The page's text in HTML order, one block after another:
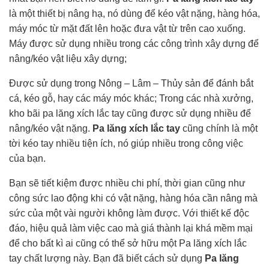
là một thiết bị nâng hạ, nó dùng để kéo vật nặng, hàng hóa,
máy móc từ mặt đất lên hoặc đưa vật từ trên cao xuống.
Máy được sử dụng nhiều trong các công trình xây dựng để
nâng/kéo vật liệu xây dựng;
Được sử dụng trong Nông – Lâm – Thủy sản để đánh bắt
cá, kéo gỗ, hay các máy móc khác; Trong các nhà xưởng,
kho bãi pa lăng xích lắc tay cũng được sử dụng nhiều để
nâng/kéo vật nặng. Pa lăng xích lắc tay cũng chính là một
tời kéo tay nhiều tiện ích, nó giúp nhiều trong công việc
của bạn.
Bạn sẽ tiết kiệm được nhiều chi phí, thời gian cũng như
công sức lao động khi có vật nặng, hàng hóa cần nâng mà
sức của một vài người không làm được. Với thiết kế độc
đáo, hiệu quả làm việc cao mà giá thành lại khá mềm mại
để cho bất kì ai cũng có thể sở hữu một Pa lăng xích lắc
tay chất lượng này. Bạn đã biết cách sử dụng Pa lăng